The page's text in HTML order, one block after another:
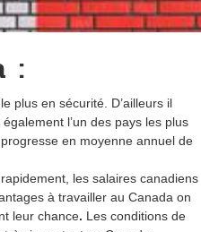
:
plus en sécurité. D’ailleurs il
l’un des pays les plus
en moyenne annuel de
les salaires canadiens
à travailler au Canada on
leur chance. Les conditions de